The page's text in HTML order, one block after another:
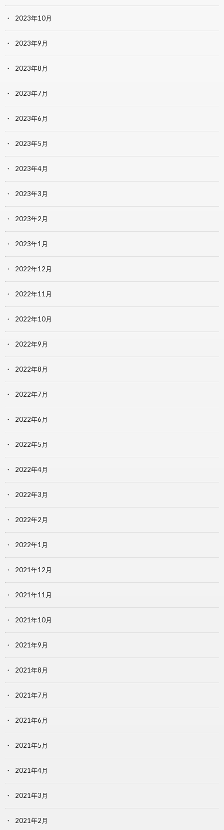
2023年10月
2023年9月
2023年8月
2023年7月
2023年6月
2023年5月
2023年4月
2023年3月
2023年2月
2023年1月
2022年12月
2022年11月
2022年10月
2022年9月
2022年8月
2022年7月
2022年6月
2022年5月
2022年4月
2022年3月
2022年2月
2022年1月
2021年12月
2021年11月
2021年10月
2021年9月
2021年8月
2021年7月
2021年6月
2021年5月
2021年4月
2021年3月
2021年2月